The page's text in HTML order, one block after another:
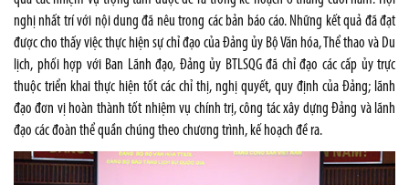
nghị nhất trí với nội dung đã nêu trong các bản báo cáo. Những kết quả đã đạt
được cho thấy việc thực hiện sự chỉ đạo của Đảng ủy Bộ Văn hóa, Thể thao và Du
lịch, phối hợp với Ban Lãnh đạo, Đảng ủy BTLSQG đã chỉ đạo các cấp ủy trực
thuộc triển khai thực hiện tốt các chỉ thị, nghị quyết, quy định của Đảng; lãnh
đạo đơn vị hoàn thành tốt nhiệm vụ chính trị, công tác xây dựng Đảng và lãnh
đạo các đoàn thể quần chúng theo chương trình, kế hoạch đề ra.